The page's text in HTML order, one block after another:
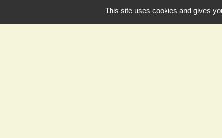
This site uses cookies and gives